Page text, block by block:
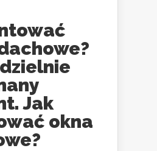
Jak
okna